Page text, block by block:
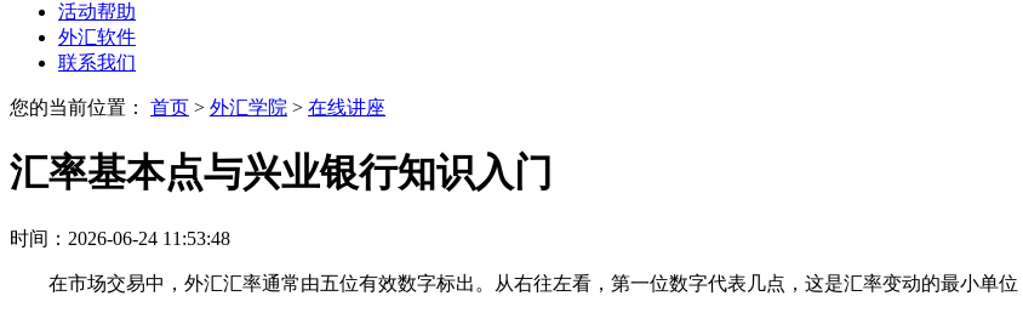
活动帮助
外汇软件
联系我们
您的当前位置： 首页 > 外汇学院 > 在线讲座
汇率基本点与兴业银行知识入门
时间：2026-06-24 11:53:48
在市场交易中，外汇汇率通常由五位有效数字标出。从右往左看，第一位数字代表几点，这是汇率变动的最小单